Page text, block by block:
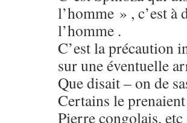
l’homme » , c’est à
l’homme .
C’est la précaution
sur une éventuelle
Que disait – on de
Certains le
Pierre congolais, etc